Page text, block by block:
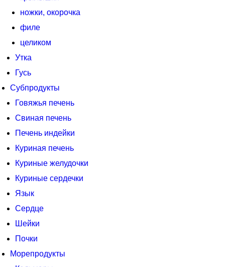
ножки, окорочка
филе
целиком
Утка
Гусь
Субпродукты
Говяжья печень
Свиная печень
Печень индейки
Куриная печень
Куриные желудочки
Куриные сердечки
Язык
Сердце
Шейки
Почки
Морепродукты